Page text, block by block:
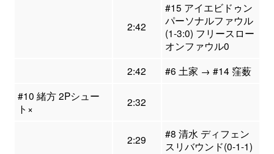
2:42
#15 アイエビドゥン
パーソナルファウル
(1-3:0) フリースロー
オンファウル0
2:42
#6 土家 → #14 窪薮
#10 緒方 2Pシュー
ト×
2:32
2:29
#8 清水 ディフェン
スリバウンド(0-1-1)